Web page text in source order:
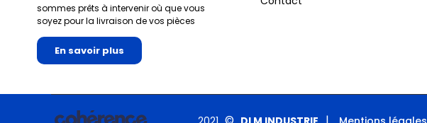
sommes prêts à intervenir où que vous
soyez pour la livraison de vos pièces
En savoir plus